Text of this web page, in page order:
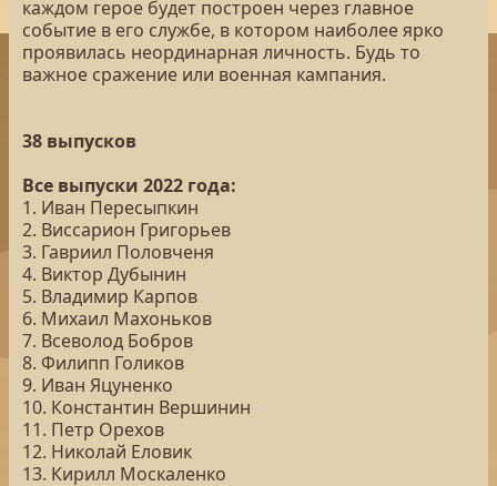
каждом герое будет построен через главное
событие в его службе, в котором наиболее ярко
проявилась неординарная личность. Будь то
важное сражение или военная кампания.
38 выпусков
Все выпуски 2022 года:
1. Иван Пересыпкин
2. Виссарион Григорьев
3. Гавриил Половченя
4. Виктор Дубынин
5. Владимир Карпов
6. Михаил Махоньков
7. Всеволод Бобров
8. Филипп Голиков
9. Иван Яцуненко
10. Константин Вершинин
11. Петр Орехов
12. Николай Еловик
13. Кирилл Москаленко